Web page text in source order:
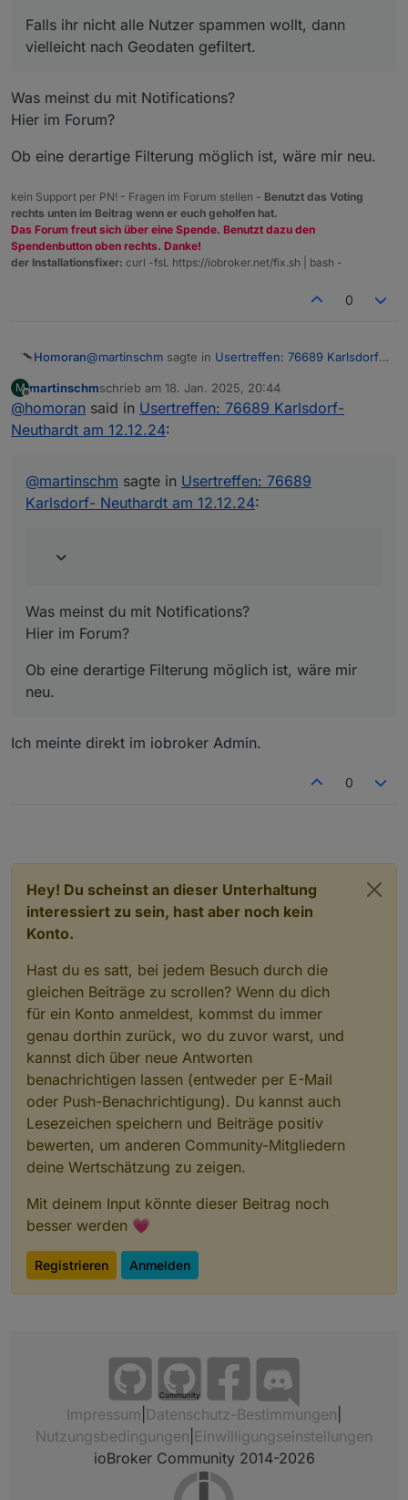
Falls ihr nicht alle Nutzer spammen wollt, dann
vielleicht nach Geodaten gefiltert.
Was meinst du mit Notifications?
Hier im Forum?
Ob eine derartige Filterung möglich ist, wäre mir neu.
kein Support per PN! - Fragen im Forum stellen - Benutzt das Voting
rechts unten im Beitrag wenn er euch geholfen hat.
Das Forum freut sich über eine Spende. Benutzt dazu den
Spendenbutton oben rechts. Danke!
der Installationsfixer: curl -fsL https://iobroker.net/fix.sh | bash -
0
Homoran@martinschm sagte in Usertreffen: 76689 Karlsdorf-
Hi,
wäre es denkbar in den Notifications in iobroker
auf die Treffen hinzuweisen ?
Falls ihr nicht alle Nutzer spammen wollt, dann
vielleicht nach Geodaten gefiltert.
Was meinst du mit Notifications?
Ob eine derartige Filterung möglich ist, wäre mir neu.
M
Offline
martinschmschrieb am 18. Jan. 2025, 20:44
zuletzt editiert von
@homoran said in Usertreffen: 76689 Karlsdorf-
Neuthardt am 12.12.24:
@martinschm sagte in Usertreffen: 76689
Karlsdorf- Neuthardt am 12.12.24:
Was meinst du mit Notifications?
Hier im Forum?
Ob eine derartige Filterung möglich ist, wäre mir
neu.
Ich meinte direkt im iobroker Admin.
0
Hey! Du scheinst an dieser Unterhaltung
interessiert zu sein, hast aber noch kein
Konto.
Hast du es satt, bei jedem Besuch durch die
gleichen Beiträge zu scrollen? Wenn du dich
für ein Konto anmeldest, kommst du immer
genau dorthin zurück, wo du zuvor warst, und
kannst dich über neue Antworten
benachrichtigen lassen (entweder per E-Mail
oder Push-Benachrichtigung). Du kannst auch
Lesezeichen speichern und Beiträge positiv
bewerten, um anderen Community-Mitgliedern
deine Wertschätzung zu zeigen.
Mit deinem Input könnte dieser Beitrag noch
besser werden 💗
Registrieren Anmelden
Community
Impressum Datenschutz-Bestimmungen
Nutzungsbedingungen Einwilligungseinstellungen
ioBroker Community 2014-2026